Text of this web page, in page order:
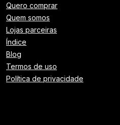
Quero comprar
Quem somos
Lojas parceiras
Índice
Blog
Termos de uso
Política de privacidade